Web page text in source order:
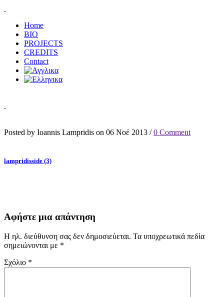
Home
BIO
PROJECTS
CREDITS
Contact
Posted by Ioannis Lampridis on 06 Νοέ 2013 /0 Comment
lampridisside (3)
Αφήστε μια απάντηση
Η ηλ. διεύθυνση σας δεν δημοσιεύεται. Τα υποχρεωτικά πεδία
σημειώνονται με *
Σχόλιο *